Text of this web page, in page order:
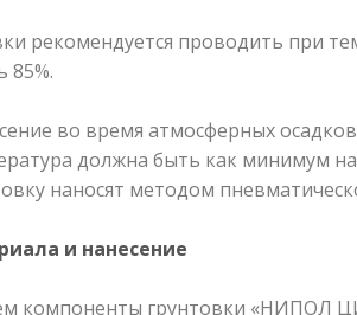
рекомендуется проводить при
85%.
во время атмосферных
должна быть как минимум
наносят методом
и нанесение
компоненты грунтовки «НИПОЛ